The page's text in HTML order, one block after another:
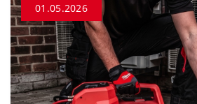
01.05.2026